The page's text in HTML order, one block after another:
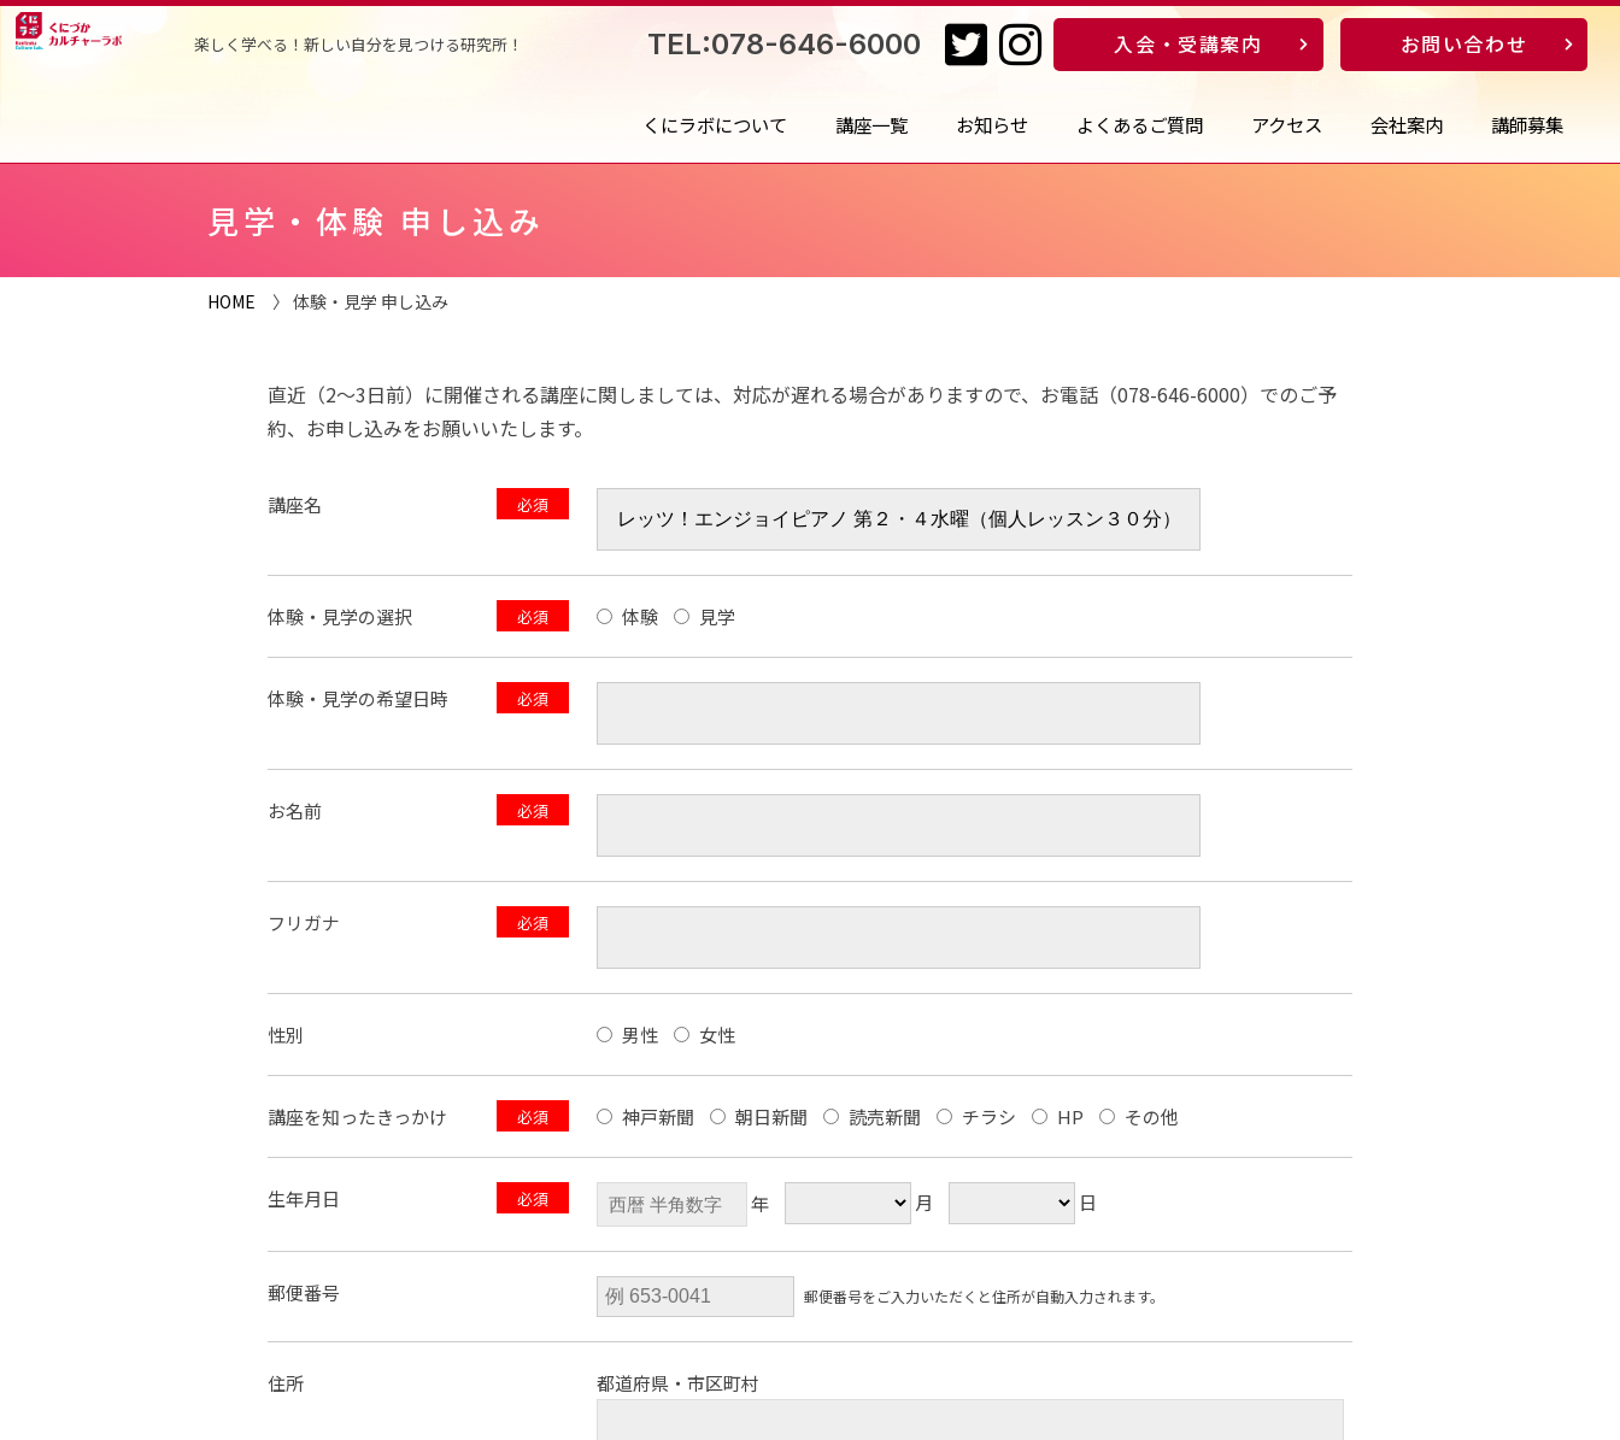
楽しく学べる！新しい自分を見つける研究所！
くにラボについて 講座一覧 お知らせ よくあるご質問 アクセス 会社案内 講師募集
TEL:078-646-6000 入会・受講案内 お問い合わせ
見学・体験 申し込み
HOME 〉 体験・見学 申し込み
直近（2～3日前）に開催される講座に関しましては、対応が遅れる場合がありますので、お電話（078-646-6000）でのご予
約、お申し込みをお願いいたします。
講座名 必須
体験・見学の選択 必須 体験 見学
体験・見学の希望日時 必須
お名前 必須
フリガナ 必須
性別 男性 女性
講座を知ったきっかけ 必須 神戸新聞 朝日新聞 読売新聞 チラシ HP その他
生年月日 必須 年 月 日
郵便番号 郵便番号をご入力いただくと住所が自動入力されます。
住所 都道府県・市区町村